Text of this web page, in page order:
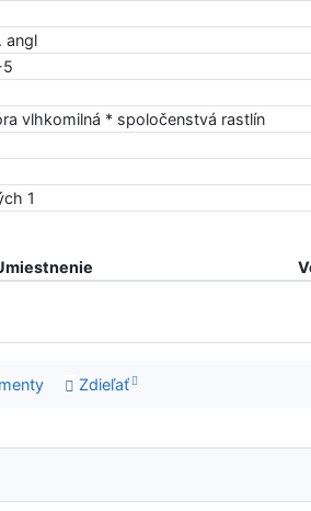
angl
vlhkomilná * spoločenstvá rastlín
1
Zdieľať